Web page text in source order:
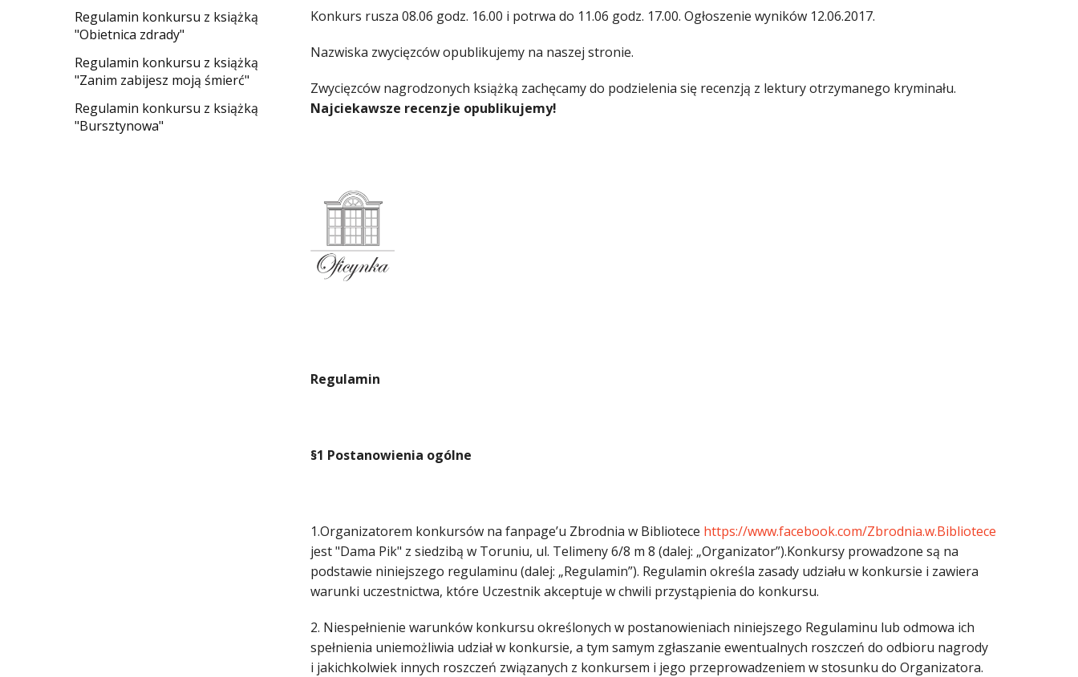
Regulamin konkursu z książką
"Obietnica zdrady"
Regulamin konkursu z książką
"Zanim zabijesz moją śmierć"
Regulamin konkursu z książką
"Bursztynowa"
Konkurs rusza 08.06 godz. 16.00 i potrwa do 11.06 godz. 17.00. Ogłoszenie wyników 12.06.2017.
Nazwiska zwycięzców opublikujemy na naszej stronie.
Zwycięzców nagrodzonych książką zachęcamy do podzielenia się recenzją z lektury otrzymanego kryminału.
Najciekawsze recenzje opublikujemy!
Regulamin
§1 Postanowienia ogólne
1.Organizatorem konkursów na fanpage’u Zbrodnia w Bibliotece https://www.facebook.com/Zbrodnia.w.Bibliotece
jest "Dama Pik" z siedzibą w Toruniu, ul. Telimeny 6/8 m 8 (dalej: „Organizator”).Konkursy prowadzone są na
podstawie niniejszego regulaminu (dalej: „Regulamin”). Regulamin określa zasady udziału w konkursie i zawiera
warunki uczestnictwa, które Uczestnik akceptuje w chwili przystąpienia do konkursu.
2. Niespełnienie warunków konkursu określonych w postanowieniach niniejszego Regulaminu lub odmowa ich
spełnienia uniemożliwia udział w konkursie, a tym samym zgłaszanie ewentualnych roszczeń do odbioru nagrody
i jakichkolwiek innych roszczeń związanych z konkursem i jego przeprowadzeniem w stosunku do Organizatora.